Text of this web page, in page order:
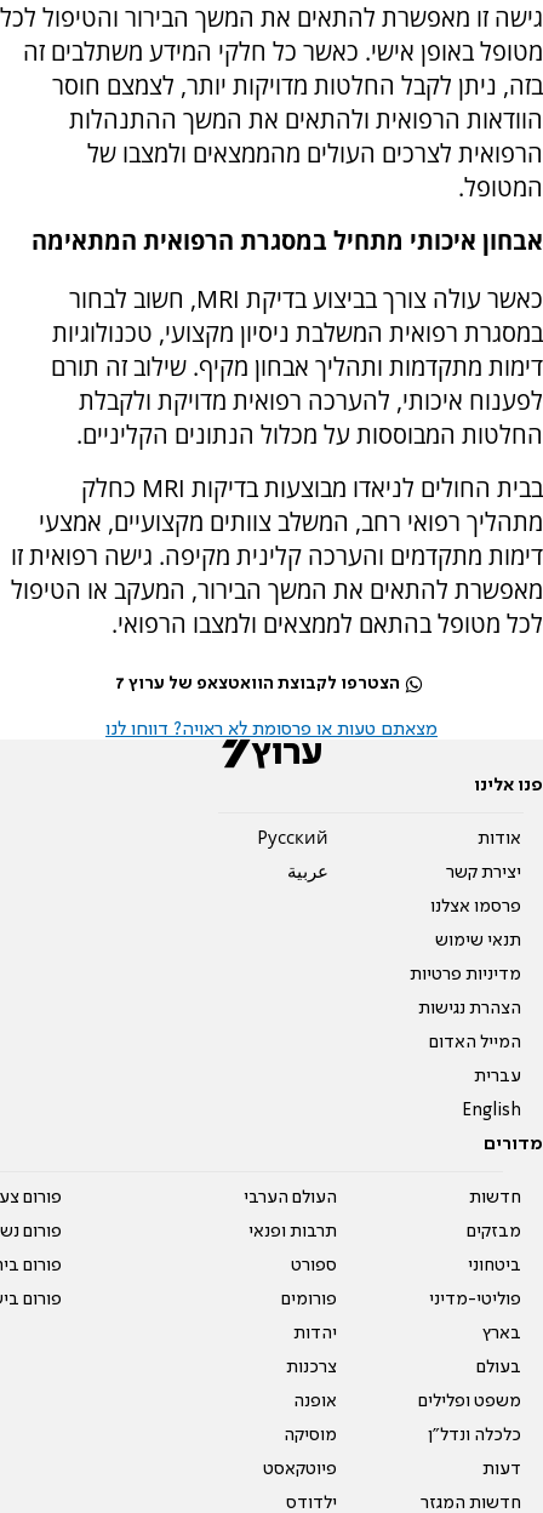
גישה זו מאפשרת להתאים את המשך הבירור והטיפול לכל
מטופל באופן אישי. כאשר כל חלקי המידע משתלבים זה
בזה, ניתן לקבל החלטות מדויקות יותר, לצמצם חוסר
הוודאות הרפואית ולהתאים את המשך ההתנהלות
הרפואית לצרכים העולים מהממצאים ולמצבו של
המטופל.
אבחון איכותי מתחיל במסגרת הרפואית המתאימה
כאשר עולה צורך בביצוע בדיקת MRI, חשוב לבחור
במסגרת רפואית המשלבת ניסיון מקצועי, טכנולוגיות
דימות מתקדמות ותהליך אבחון מקיף. שילוב זה תורם
לפענוח איכותי, להערכה רפואית מדויקת ולקבלת
החלטות המבוססות על מכלול הנתונים הקליניים.
בבית החולים לניאדו מבוצעות בדיקות MRI כחלק
מתהליך רפואי רחב, המשלב צוותים מקצועיים, אמצעי
דימות מתקדמים והערכה קלינית מקיפה. גישה רפואית זו
מאפשרת להתאים את המשך הבירור, המעקב או הטיפול
לכל מטופל בהתאם לממצאים ולמצבו הרפואי.
הצטרפו לקבוצת הוואטצאפ של ערוץ 7
מצאתם טעות או פרסומת לא ראויה? דווחו לנו
פנו אלינו
אודות
יצירת קשר
פרסמו אצלנו
תנאי שימוש
מדיניות פרטיות
הצהרת נגישות
המייל האדום
עברית
English
Pусский
عربية
מדורים
חדשות
מבזקים
ביטחוני
פוליטי-מדיני
בארץ
בעולם
משפט ופלילים
כלכלה ונדל"ן
דעות
חדשות המגזר
העולם הערבי
תרבות ופנאי
ספורט
פורומים
יהדות
צרכנות
אופנה
מוסיקה
פיוטקאסט
ילדודס
פורום
פורום
פורום
פורום